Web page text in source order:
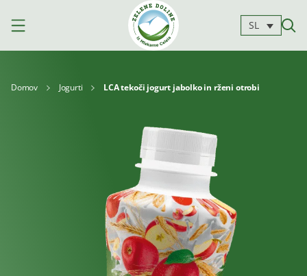
SL
Siri
Kajmak
namazi
Za
kuhanje
Domov Jogurti LCA tekoči jogurt jabolko in rženi otrobi